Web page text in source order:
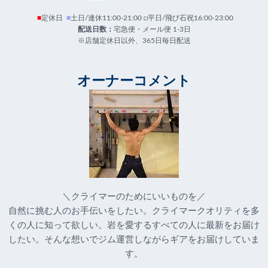
■定休日 ■土日/連休11:00-21:00 □平日/飛び石祝16:00-23:00
配送日数： 宅急便・メール便 1-3日
※店舗定休日以外、365日毎日配送
オーナーコメント
＼クライマーのためにいいものを／
自然に挑む人のお手伝いをしたい。クライマークオリティを多
くの人に知って欲しい。岩を愛するすべての人に最新をお届け
したい。そんな想いでジム運営しながらギアをお届けしていま
す。